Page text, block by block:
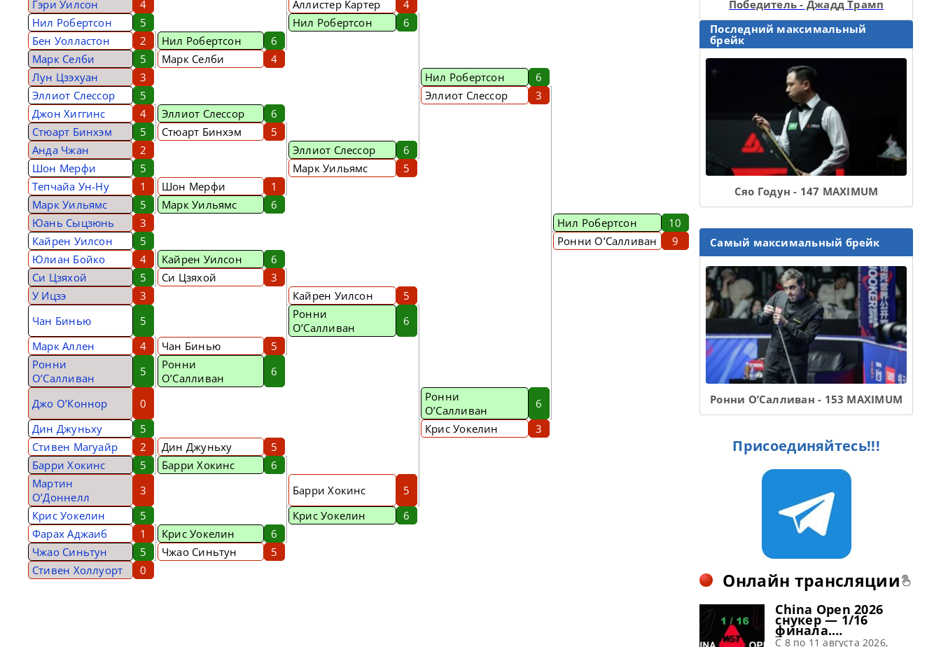
Гэри Уилсон
4 Аллистер Картер
4
Нил Робертсон
5 Нил Робертсон
6
Бен Уолластон
2 Нил Робертсон
6
Марк Селби
5 Марк Селби
4
Лун Цзэхуан
3 Нил Робертсон
6
Эллиот Слессор
5 Эллиот Слессор
3
Джон Хиггинс
4 Эллиот Слессор
6
Стюарт Бинхэм
5 Стюарт Бинхэм
5
Анда Чжан
2 Эллиот Слессор
6
Шон Мерфи
5 Марк Уильямс
5
Тепчайа Ун-Ну
1 Шон Мерфи
1
Марк Уильямс
5 Марк Уильямс
6
Юань Сыцзюнь
3 Нил Робертсон
10
Кайрен Уилсон
5 Ронни О’Салливан
9
Юлиан Бойко
4 Кайрен Уилсон
6
Си Цзяхой
5 Си Цзяхой
3
У Ицзэ
3 Кайрен Уилсон
5
Чан Бинью
5
Ронни
О’Салливан
6
Марк Аллен
4 Чан Бинью
5
Ронни
О’Салливан
5
Ронни
О’Салливан
6
Джо О’Коннор 0
Ронни
О’Салливан
6
Дин Джуньху
5 Крис Уокелин
3
Стивен Магуайр
2 Дин Джуньху
5
Барри Хокинс
5 Барри Хокинс
6
Мартин
О’Доннелл
3 Барри Хокинс
5
Крис Уокелин
5 Крис Уокелин
6
Фарах Аджаиб
1 Крис Уокелин
6
Чжао Синьтун
5 Чжао Синьтун
5
Стивен Холлуорт
0
Победитель - Джадд Трамп
Последний максимальный
брейк
Сяо Годун - 147 MAXIMUM
Самый максимальный брейк
Ронни О’Салливан - 153 MAXIMUM
Присоединяйтесь!!!
Онлайн трансляции
China Open 2026
снукер — 1/16
финала.
Трансляции
C 8 по 11 августа 2026,